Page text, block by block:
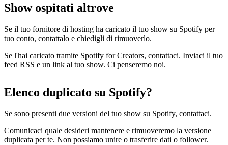
Show ospitati altrove
Se il tuo fornitore di hosting ha caricato il tuo show su Spotify per
tuo conto, contattalo e chiedigli di rimuoverlo.
Se l'hai caricato tramite Spotify for Creators, contattaci. Inviaci il tuo
feed RSS e un link al tuo show. Ci penseremo noi.
Elenco duplicato su Spotify?
Se sono presenti due versioni del tuo show su Spotify, contattaci.
Comunicaci quale desideri mantenere e rimuoveremo la versione
duplicata per te. Non possiamo unire o trasferire dati o follower.